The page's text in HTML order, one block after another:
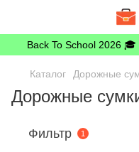
Back To School 2026 🎓
Каталог Дорожные
Дорожные
Фильтр 1